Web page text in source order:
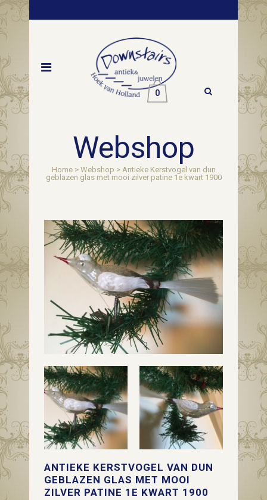
0
Webshop
Home> Webshop > Antieke Kerstvogel van dun
geblazen glas met mooi zilver patine 1e kwart 1900
ANTIEKE KERSTVOGEL VAN DUN
GEBLAZEN GLAS MET MOOI
ZILVER PATINE 1E KWART 1900